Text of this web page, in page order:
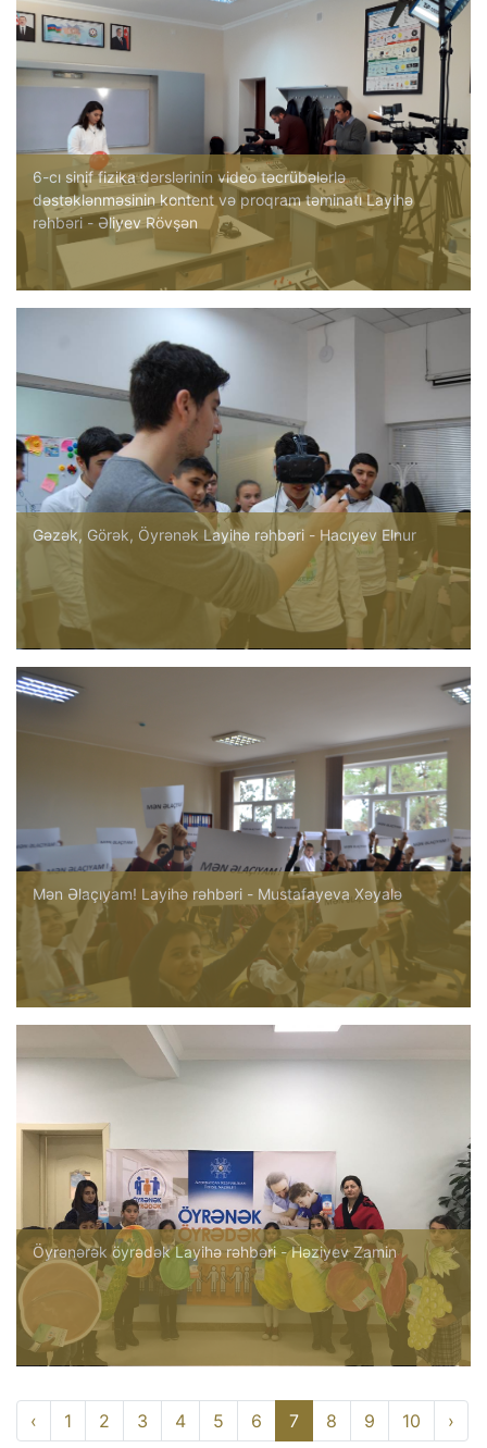
6-cı sinif fizika dərslərinin video təcrübələrlə
dəstəklənməsinin kontent və proqram təminatı Layihə
rəhbəri - Əliyev Rövşən
Gəzək, Görək, Öyrənək Layihə rəhbəri - Hacıyev Elnur
Mən Əlaçıyam! Layihə rəhbəri - Mustafayeva Xəyalə
Öyrənərək öyrədək Layihə rəhbəri - Həziyev Zamin
‹ 1 2 3 4 5 6 7 8 9 10 ›